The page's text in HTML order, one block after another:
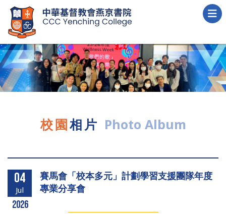
校園相片 Photo Album
04
Jul
2026
賽馬會「校本多元」計劃學習支援團隊年度
專業分享會